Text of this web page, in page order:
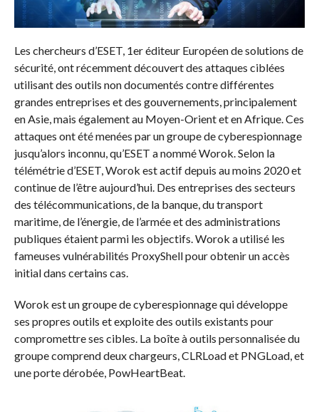
Les chercheurs d’ESET, 1er éditeur Européen de solutions de
sécurité, ont récemment découvert des attaques ciblées
utilisant des outils non documentés contre différentes
grandes entreprises et des gouvernements, principalement
en Asie, mais également au Moyen-Orient et en Afrique. Ces
attaques ont été menées par un groupe de cyberespionnage
jusqu’alors inconnu, qu’ESET a nommé Worok. Selon la
télémétrie d’ESET, Worok est actif depuis au moins 2020 et
continue de l’être aujourd’hui. Des entreprises des secteurs
des télécommunications, de la banque, du transport
maritime, de l’énergie, de l’armée et des administrations
publiques étaient parmi les objectifs. Worok a utilisé les
fameuses vulnérabilités ProxyShell pour obtenir un accès
initial dans certains cas.
Worok est un groupe de cyberespionnage qui développe
ses propres outils et exploite des outils existants pour
compromettre ses cibles. La boîte à outils personnalisée du
groupe comprend deux chargeurs, CLRLoad et PNGLoad, et
une porte dérobée, PowHeartBeat.